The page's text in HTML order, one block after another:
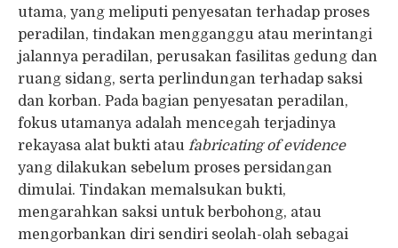
utama, yang meliputi penyesatan terhadap proses
peradilan, tindakan mengganggu atau merintangi
jalannya peradilan, perusakan fasilitas gedung dan
ruang sidang, serta perlindungan terhadap saksi
dan korban. Pada bagian penyesatan peradilan,
fokus utamanya adalah mencegah terjadinya
rekayasa alat bukti atau fabricating of evidence
yang dilakukan sebelum proses persidangan
dimulai. Tindakan memalsukan bukti,
mengarahkan saksi untuk berbohong, atau
mengorbankan diri sendiri seolah-olah sebagai